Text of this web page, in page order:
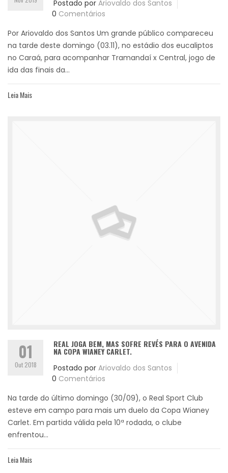
Postado por Ariovaldo dos Santos
0 Comentários
Por Ariovaldo dos Santos Um grande público compareceu
na tarde deste domingo (03.11), no estádio dos eucaliptos
no Caraá, para acompanhar Tramandaí x Central, jogo de
ida das finais da...
Leia Mais
01
Out 2018
REAL JOGA BEM, MAS SOFRE REVÉS PARA O AVENIDA
NA COPA WIANEY CARLET.
Postado por Ariovaldo dos Santos
0 Comentários
Na tarde do último domingo (30/09), o Real Sport Club
esteve em campo para mais um duelo da Copa Wianey
Carlet. Em partida válida pela 10ª rodada, o clube
enfrentou...
Leia Mais